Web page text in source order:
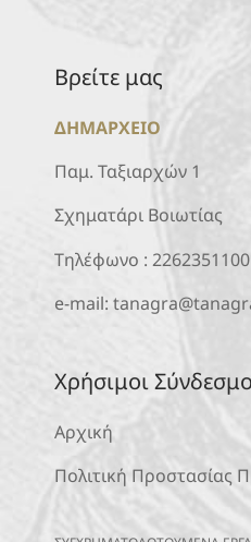
Βρείτε μας
ΔΗΜΑΡΧΕΙΟ
Παμ. Ταξιαρχών 1
Σχηματάρι Βοιωτίας
Τηλέφωνο : 2262351100
e-mail:
Χρήσιμοι
Αρχική
Πολιτική Προστασίας